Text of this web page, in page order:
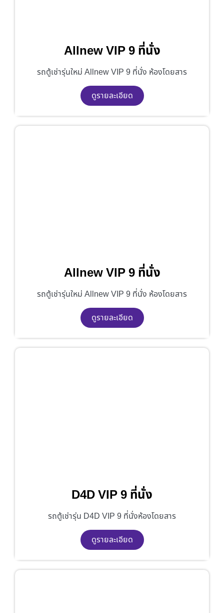
Allnew VIP 9 ที่นั่ง
รถตู้เช่ารุ่นใหม่ Allnew VIP 9 ที่นั่ง ห้องโดยสาร
ดูรายละเอียด
Allnew VIP 9 ที่นั่ง
รถตู้เช่ารุ่นใหม่ Allnew VIP 9 ที่นั่ง ห้องโดยสาร
ดูรายละเอียด
D4D VIP 9 ที่นั่ง
รถตู้เช่ารุ่น D4D VIP 9 ที่นั่งห้องโดยสาร
ดูรายละเอียด